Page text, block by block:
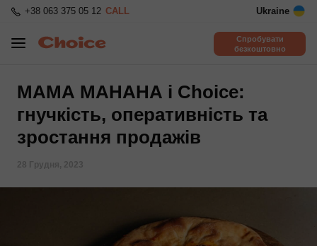
+38 063 375 05 12 CALL Ukraine
Спробувати
безкоштовно
МАМА МАНАНА і Choice:
гнучкість, оперативність та
зростання продажів